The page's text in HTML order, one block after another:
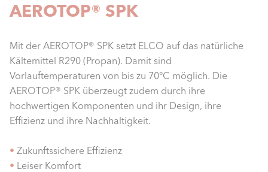
AEROTOP® SPK
Mit der AEROTOP® SPK setzt ELCO auf das natürliche
Kältemittel R290 (Propan). Damit sind
Vorlauftemperaturen von bis zu 70°C möglich. Die
AEROTOP® SPK überzeugt zudem durch ihre
hochwertigen Komponenten und ihr Design, ihre
Effizienz und ihre Nachhaltigkeit.
• Zukunftssichere Effizienz
• Leiser Komfort